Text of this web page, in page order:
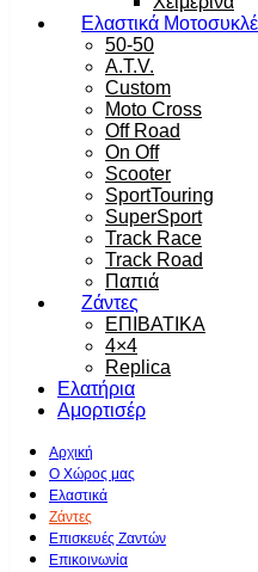
Ελαστικά
50-50
A.T.V.
Custom
Moto Cross
Off Road
On Off
Scooter
SportTouring
SuperSport
Track Race
Track Road
Παπιά
Ζάντες
ΕΠΙΒΑΤΙΚΑ
4×4
Replica
Ελατήρια
Αμορτισέρ
Αρχική
Ο Χώρος μας
Ελαστικά
Ζάντες
Επισκευές Ζαντών
Επικοινωνία